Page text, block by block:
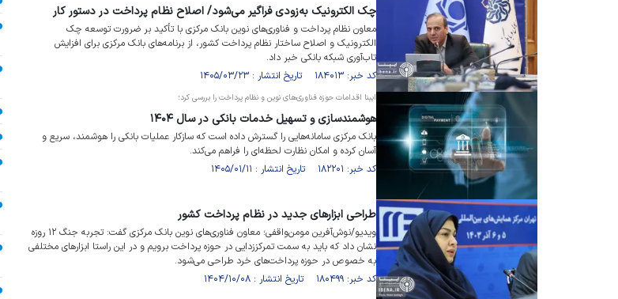
چک الکترونیک به‌زودی فراگیر می‌شود/ اصلاح نظام پرداخت در دستور کار
معاون نظام پرداخت و فناوری‌های نوین بانک مرکزی با تأکید بر ضرورت توسعه چک
الکترونیک و اصلاح ساختار نظام پرداخت کشور، از برنامه‌های بانک مرکزی برای افزایش
تاب‌آوری شبکه بانکی خبر داد.
کد خبر: ۱۸۴۰۱۳ تاریخ انتشار : ۱۴۰۵/۰۳/۲۳
ایبنا اقدامات حوزه فناوری‌های نوین و نظام پرداخت را بررسی کرد؛
هوشمندسازی و تسهیل خدمات بانکی در سال ۱۴۰۴
بانک مرکزی سامانه‌هایی را گسترش داده است که سازکار عملیات بانکی را هوشمند، سریع و
آسان کرده و امکان نظارت لحظه‌ای را فراهم می‌کند.
کد خبر: ۱۸۲۲۰۱ تاریخ انتشار : ۱۴۰۵/۰۱/۱۱
طراحی ابزار‌های جدید در نظام پرداخت کشور
ویدیو/نوش‌آفرین مومن‌واقفی؛ معاون فناوری‌های نوین بانک مرکزی گفت: تجربه جنگ ۱۲ روزه
نشان داد که باید به سمت تمرکززدایی در حوزه پرداخت برویم و در این راستا ابزار‌های مختلفی
به خصوص در حوزه پرداخت‌های خرد طراحی می‌شود.
کد خبر: ۱۸۰۴۹۹ تاریخ انتشار : ۱۴۰۴/۱۰/۰۸